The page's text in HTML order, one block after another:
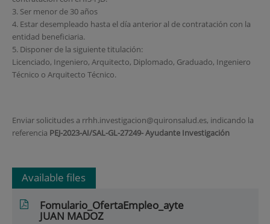
3. Ser menor de 30 años
4. Estar desempleado hasta el día anterior al de contratación con la
entidad beneficiaria.
5. Disponer de la siguiente titulación:
Licenciado, Ingeniero, Arquitecto, Diplomado, Graduado, Ingeniero
Técnico o Arquitecto Técnico.
Enviar solicitudes a rrhh.investigacion@quironsalud.es, indicando la
referencia PEJ-2023-AI/SAL-GL-27249- Ayudante Investigación
Available files
Fomulario_OfertaEmpleo_ayte
JUAN MADOZ